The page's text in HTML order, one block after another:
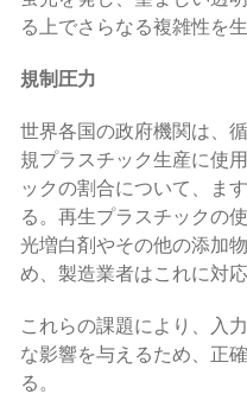
る上でさらなる複雑性を生
規制圧力
世界各国の政府機関は、
規プラスチック生産に使
ックの割合について、ま
る。再生プラスチックの
光増白剤やその他の添加
め、製造業者はこれに対
これらの課題により、入
な影響を与えるため、正
る。